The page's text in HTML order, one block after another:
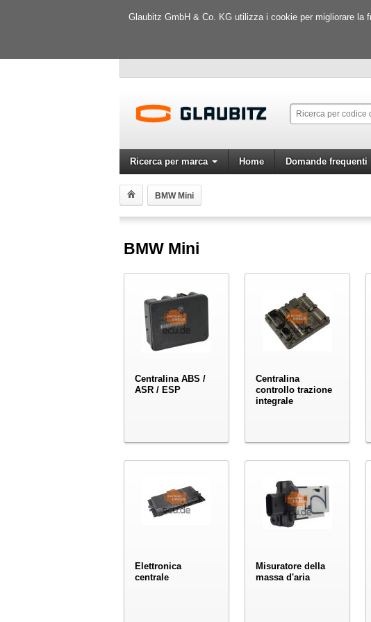
Glaubitz GmbH & Co. KG utilizza i cookie per migliorare
Ricerca per marca Home Domande frequenti
BMW Mini
BMW Mini
Centralina ABS /
ASR / ESP
Centralina
controllo trazione
integrale
Elettronica
centrale
Misuratore della
massa d'aria